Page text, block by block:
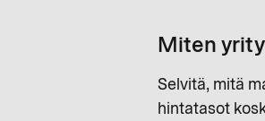
Miten
Selvitä, mitä
hintatasot